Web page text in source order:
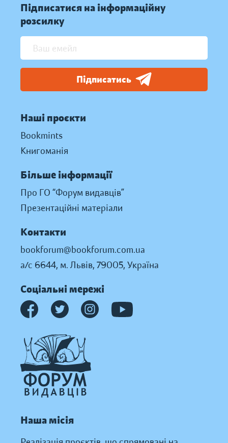
Підписатися на інформаційну
розсилку
Підписатись
Наші проєкти
Bookmints
Книгоманія
Більше інформації
Про ГО “Форум видавців”
Презентаційні матеріали
Контакти
bookforum@bookforum.com.ua
а/с 6644, м. Львів, 79005, Україна
Соціальні мережі
Наша місія